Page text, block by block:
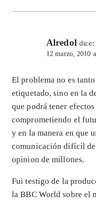
Alredol dice:
12 marzo, 2010
El problema no es
etiquetado, sino en la
que podrá tener
comprometiendo el
y en la manera en que
comunicación difícil de
opinion de millones.
Fui testigo de la
la BBC World sobre el